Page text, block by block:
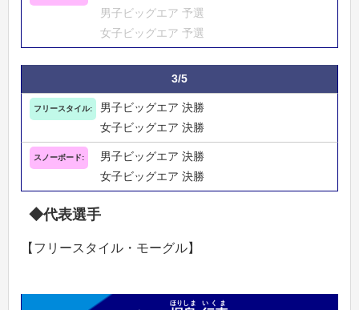
男子ビッグエア 予選
女子ビッグエア 予選
3/5
男子ビッグエア 決勝
女子ビッグエア 決勝
男子ビッグエア 決勝
女子ビッグエア 決勝
◆代表選手
【フリースタイル・モーグル】
ほりしま いくま